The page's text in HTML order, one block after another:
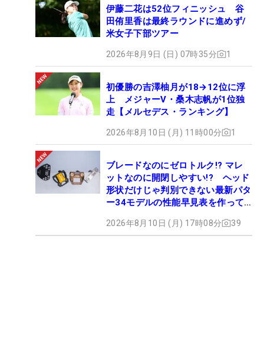
伊藤二花は52位フィニッシュ 谷
田侑里香は最終ラウンドに進めず/
米女子下部ツアー
2026年8月9日 (日) 07時35分 1
初優勝の吉澤柚月が18→12位に浮
上 メジャーV・桑木志帆が1位独
走【メルセデス・ランキング】
2026年8月10日 (月) 11時00分 1
ブレードなのにゼロトルク!? マレ
ットなのに開閉しやすい!? ヘッド
形状だけじゃ判別できない最新パタ
ー34モデルの性能早見表を作って
2026年8月10日 (月) 17時08分 39